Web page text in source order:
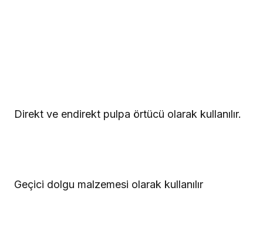
Direkt ve endirekt pulpa örtücü olarak kullanılır.
Geçici dolgu malzemesi olarak kullanılır